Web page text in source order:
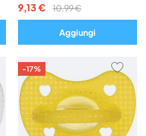
9,13 € 10,99 €
Aggiungi
AGGIUNGI
AI
PREFERITI
-17%
AI